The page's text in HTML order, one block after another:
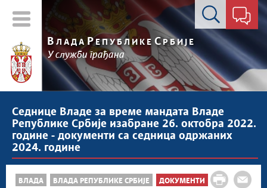
Контакт форма
В ЛАДА РЕПУБЛИКЕ СРБИЈЕ
У служби грађана
Седнице Владе за време мандата Владе
Републике Србије изабране 26. октобра 2022.
године - документи са седница одржаних
2024. године
ВЛАДА ВЛАДА РЕПУБЛИКЕ СРБИЈЕ ДОКУМЕНТИ